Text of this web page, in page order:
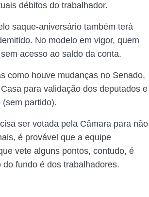
débitos do trabalhador.
saque-aniversário também terá
No modelo em vigor, quem
acesso ao saldo da conta.
como houve mudanças no Senado,
para validação dos deputados e
(sem partido).
ser votada pela Câmara para não
é provável que a equipe
vete alguns pontos, contudo, é
fundo é dos trabalhadores.